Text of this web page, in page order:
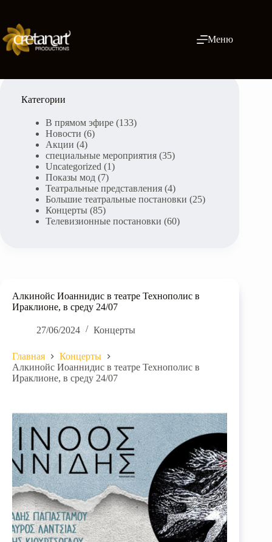
content
Меню
Алкинойс Иоаннидис в театре Технополис в
Ираклионе, в среду 24/07
27/06/2024 Концерты
Главная
Концерты
Алкинойс Иоаннидис в театре Технополис в
Ираклионе, в среду 24/07
Категории
В прямом эфире (133)
Новости (6)
Акции (4)
специальные мероприятия (35)
Uncategorized (1)
Показы мод (7)
Театральные представления (4)
Большие театральные постановки (25)
Концерты (85)
Телевизионные постановки (60)